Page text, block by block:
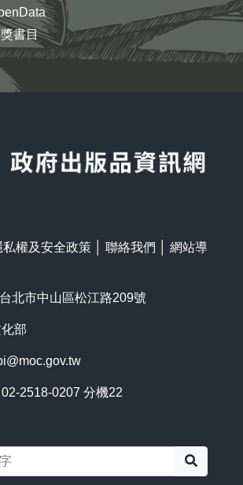
書目
私權及安全政策 聯絡我們
網站導
北市中山區松江路209號
部
2518-0207 分機22